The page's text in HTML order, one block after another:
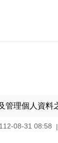
管理個人資料
08-31 08:58